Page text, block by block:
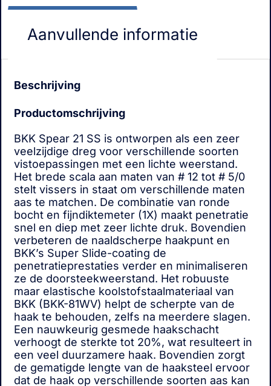
Aanvullende informatie
Beschrijving
Productomschrijving
BKK Spear 21 SS is ontworpen als een zeer
veelzijdige dreg voor verschillende soorten
vistoepassingen met een lichte weerstand.
Het brede scala aan maten van # 12 tot # 5/0
stelt vissers in staat om verschillende maten
aas te matchen. De combinatie van ronde
bocht en fijndiktemeter (1X) maakt penetratie
snel en diep met zeer lichte druk. Bovendien
verbeteren de naaldscherpe haakpunt en
BKK’s Super Slide-coating de
penetratieprestaties verder en minimaliseren
ze de doorsteekweerstand. Het robuuste
maar elastische koolstofstaalmateriaal van
BKK (BKK-81WV) helpt de scherpte van de
haak te behouden, zelfs na meerdere slagen.
Een nauwkeurig gesmede haakschacht
verhoogt de sterkte tot 20%, wat resulteert in
een veel duurzamere haak. Bovendien zorgt
de gematigde lengte van de haaksteel ervoor
dat de haak op verschillende soorten aas kan